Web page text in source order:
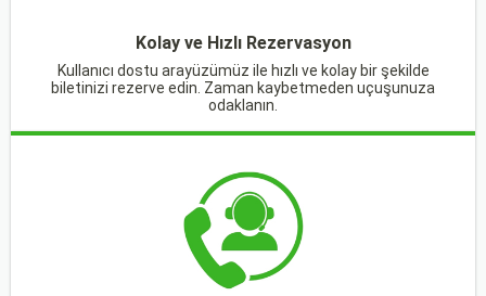
Kolay ve Hızlı Rezervasyon
Kullanıcı dostu arayüzümüz ile hızlı ve kolay bir şekilde
biletinizi rezerve edin. Zaman kaybetmeden uçuşunuza
odaklanın.